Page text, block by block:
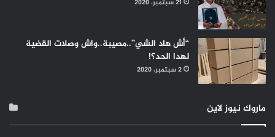
21 سبتمبر، 2020
“أش هاد الشي”..مصيبة..واش وصلات القضية
لهدا الحد؟!
2 سبتمبر، 2020
ماروك نيوز لاين